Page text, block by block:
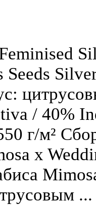
Seeds
/ 40%
г/м²
x
...